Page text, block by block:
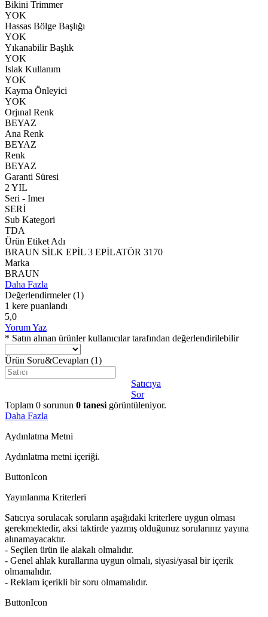
Bikini Trimmer
YOK
Hassas Bölge Başlığı
YOK
Yıkanabilir Başlık
YOK
Islak Kullanım
YOK
Kayma Önleyici
YOK
Orjınal Renk
BEYAZ
Ana Renk
BEYAZ
Renk
BEYAZ
Garanti Süresi
2 YIL
Seri - Imeı
SERİ
Sub Kategori
TDA
Ürün Etiket Adı
BRAUN SİLK EPİL 3 EPİLATÖR 3170
Marka
BRAUN
Daha Fazla
Değerlendirmeler (1)
1 kere puanlandı
5,0
Yorum Yaz
* Satın alınan ürünler kullanıcılar tarafından değerlendirilebilir
Ürün Soru&Cevapları (1)
Satıcıya
Sor
Toplam 0 sorunun 0 tanesi görüntüleniyor.
Daha Fazla
Aydınlatma Metni
Aydınlatma metni içeriği.
ButtonIcon
Yayınlanma Kriterleri
Satıcıya sorulacak soruların aşağıdaki kriterlere uygun olması
gerekmektedir, aksi taktirde yazmış olduğunuz sorularınız yayına
alınamayacaktır.
- Seçilen ürün ile alakalı olmalıdır.
- Genel ahlak kurallarına uygun olmalı, siyasi/yasal bir içerik
olmamalıdır.
- Reklam içerikli bir soru olmamalıdır.
ButtonIcon